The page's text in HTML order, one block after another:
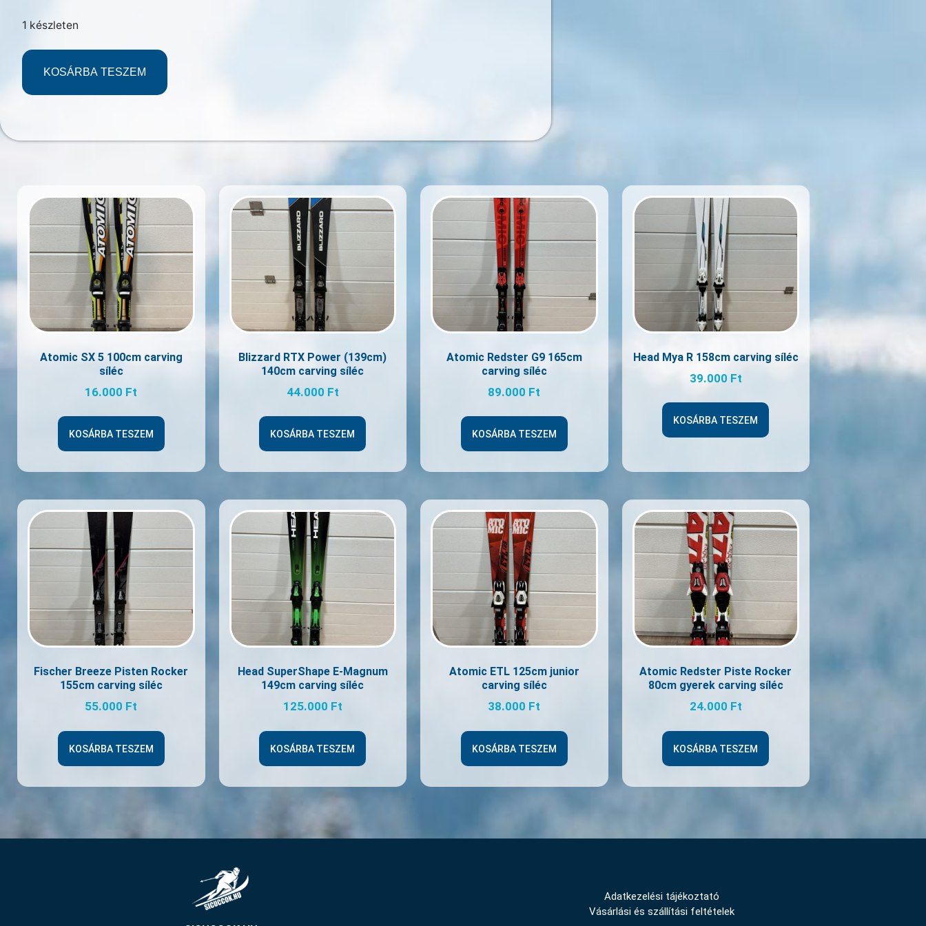
1 készleten
KOSÁRBA TESZEM
Atomic SX 5 100cm carving
síléc
16.000 Ft
KOSÁRBA TESZEM
Blizzard RTX Power (139cm)
140cm carving síléc
44.000 Ft
KOSÁRBA TESZEM
Atomic Redster G9 165cm
carving síléc
89.000 Ft
KOSÁRBA TESZEM
Head Mya R 158cm carving síléc
39.000 Ft
KOSÁRBA TESZEM
Fischer Breeze Pisten Rocker
155cm carving síléc
55.000 Ft
KOSÁRBA TESZEM
Head SuperShape E-Magnum
149cm carving síléc
125.000 Ft
KOSÁRBA TESZEM
Atomic ETL 125cm junior
carving síléc
38.000 Ft
KOSÁRBA TESZEM
Atomic Redster Piste Rocker
80cm gyerek carving síléc
24.000 Ft
KOSÁRBA TESZEM
Adatkezelési tájékoztató
Vásárlási és szállítási feltételek